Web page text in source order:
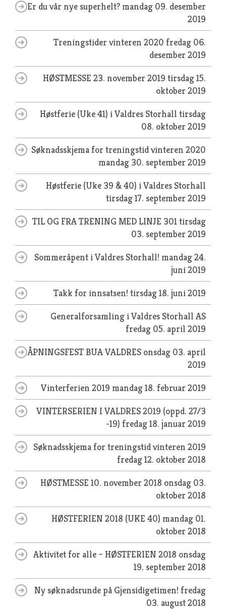
Er du vår nye superhelt? mandag 09. desember
2019
Treningstider vinteren 2020 fredag 06.
desember 2019
HØSTMESSE 23. november 2019 tirsdag 15.
oktober 2019
Høstferie (Uke 41) i Valdres Storhall tirsdag
08. oktober 2019
Søknadsskjema for treningstid vinteren 2020
mandag 30. september 2019
Høstferie (Uke 39 & 40) i Valdres Storhall
tirsdag 17. september 2019
TIL OG FRA TRENING MED LINJE 301tirsdag
03. september 2019
Sommeråpent i Valdres Storhall! mandag 24.
juni 2019
Takk for innsatsen! tirsdag 18. juni 2019
Generalforsamling i Valdres Storhall AS
fredag 05. april 2019
ÅPNINGSFEST BUA VALDRES onsdag 03. april
2019
Vinterferien 2019 mandag 18. februar 2019
VINTERSERIEN I VALDRES 2019 (oppd. 27/3
-19) fredag 18. januar 2019
Søknadsskjema for treningstid vinteren 2019
fredag 12. oktober 2018
HØSTMESSE 10. november 2018 onsdag 03.
oktober 2018
HØSTFERIEN 2018 (UKE 40) mandag 01.
oktober 2018
Aktivitet for alle – HØSTFERIEN 2018 onsdag
19. september 2018
Ny søknadsrunde på Gjensidigetimen! fredag
03. august 2018